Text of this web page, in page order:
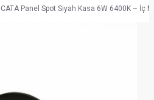
CATA Panel Spot Siyah Kasa 6W 6400K – İç